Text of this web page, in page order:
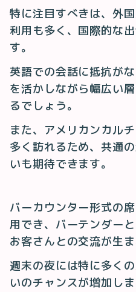
特に注目すべきは、外
利用も多く、国際的な
す。
英語での会話に抵抗が
を活かしながら幅広い
るでしょう。
また、アメリカンカル
多く訪れるため、共通
いも期待できます。
バーカウンター形式の
用でき、バーテンダー
お客さんとの交流が生
週末の夜には特に多く
いのチャンスが増加し